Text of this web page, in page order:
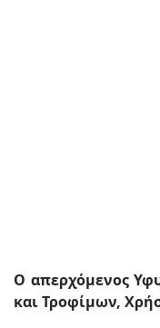
Ο απερχόμενος
και Τροφίμων,